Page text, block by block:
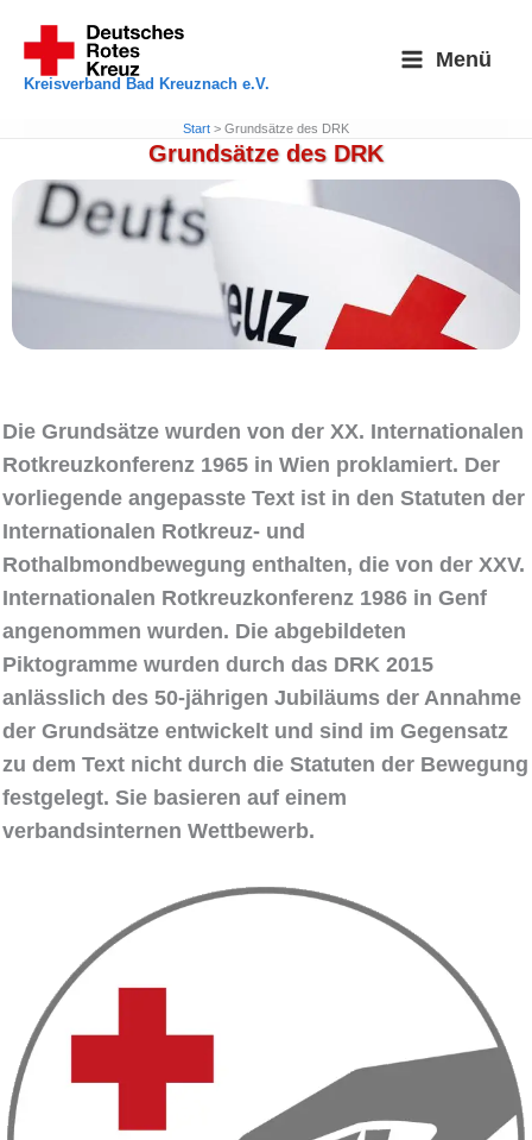
Inhalt
springen
Kreisverband Bad Kreuznach e.V.
Menü
Start Grundsätze des DRK
Grundsätze des DRK
Die Grundsätze wurden von der XX. Internationalen
Rotkreuzkonferenz 1965 in Wien proklamiert. Der
vorliegende angepasste Text ist in den Statuten der
Internationalen Rotkreuz- und
Rothalbmondbewegung enthalten, die von der XXV.
Internationalen Rotkreuzkonferenz 1986 in Genf
angenommen wurden. Die abgebildeten
Piktogramme wurden durch das DRK 2015
anlässlich des 50-jährigen Jubiläums der Annahme
der Grundsätze entwickelt und sind im Gegensatz
zu dem Text nicht durch die Statuten der Bewegung
festgelegt. Sie basieren auf einem
verbandsinternen Wettbewerb.